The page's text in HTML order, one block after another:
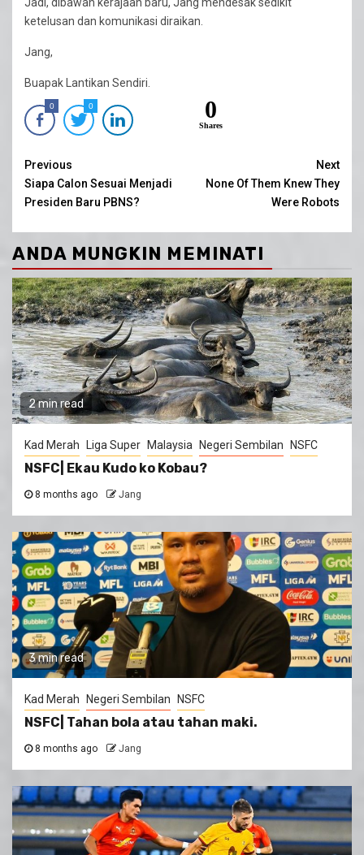
ketelusan dan komunikasi diraikan.
Jang,
Buapak Lantikan Sendiri.
0 0 0
Shares
Continue
Reading
Previous
Siapa Calon Sesuai Menjadi
Presiden Baru PBNS?
Next
None Of Them Knew They
Were Robots
ANDA MUNGKIN MEMINATI
2 min read
Kad Merah Liga Super Malaysia Negeri Sembilan NSFC
NSFC| Ekau Kudo ko Kobau?
8 months ago Jang
3 min read
Kad Merah Negeri Sembilan NSFC
NSFC| Tahan bola atau tahan maki.
8 months ago Jang